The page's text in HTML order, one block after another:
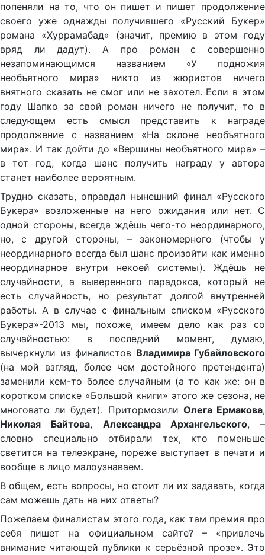
попеняли на то, что он пишет и пишет продолжение
своего уже однажды получившего «Русский Букер»
романа «Хуррамабад» (значит, премию в этом году
вряд ли дадут). А про роман с совершенно
незапоминающимся названием «У подножия
необъятного мира» никто из жюристов ничего
внятного сказать не смог или не захотел. Если в этом
году Шапко за свой роман ничего не получит, то в
следующем есть смысл представить к награде
продолжение с названием «На склоне необъятного
мира». И так дойти до «Вершины необъятного мира» –
в тот год, когда шанс получить награду у автора
станет наиболее вероятным.
Трудно сказать, оправдал нынешний финал «Русского
Букера» возложенные на него ожидания или нет. С
одной стороны, всегда ждёшь чего-то неординарного,
но, с другой стороны, – закономерного (чтобы у
неординарного всегда был шанс произойти как именно
неординарное внутри некоей системы). Ждёшь не
случайности, а выверенного парадокса, который не
есть случайность, но результат долгой внутренней
работы. А в случае с финальным списком «Русского
Букера»-2013 мы, похоже, имеем дело как раз со
случайностью: в последний момент, думаю,
вычеркнули из финалистов Владимира Губайловского
(на мой взгляд, более чем достойного претендента)
заменили кем-то более случайным (а то как же: он в
коротком списке «Большой книги» этого же сезона, не
многовато ли будет). Притормозили Олега Ермакова,
Николая Байтова, Александра Архангельского, –
словно специально отбирали тех, кто поменьше
светится на телеэкране, пореже выступает в печати и
вообще в лицо малоузнаваем.
В общем, есть вопросы, но стоит ли их задавать, когда
сам можешь дать на них ответы?
Пожелаем финалистам этого года, как там премия про
себя пишет на официальном сайте? – «привлечь
внимание читающей публики к серьёзной прозе». Это